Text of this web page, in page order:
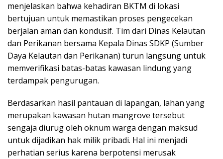
menjelaskan bahwa kehadiran BKTM di lokasi
bertujuan untuk memastikan proses pengecekan
berjalan aman dan kondusif. Tim dari Dinas Kelautan
dan Perikanan bersama Kepala Dinas SDKP (Sumber
Daya Kelautan dan Perikanan) turun langsung untuk
memverifikasi batas-batas kawasan lindung yang
terdampak pengurugan.
Berdasarkan hasil pantauan di lapangan, lahan yang
merupakan kawasan hutan mangrove tersebut
sengaja diurug oleh oknum warga dengan maksud
untuk dijadikan hak milik pribadi. Hal ini menjadi
perhatian serius karena berpotensi merusak